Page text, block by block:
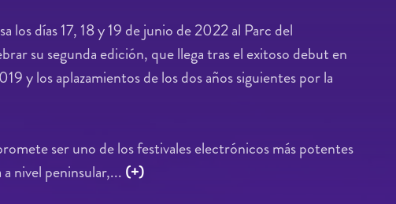
los días 17, 18 y 19 de junio de 2022 al Parc del
su segunda edición, que llega tras el exitoso debut en
y los aplazamientos de los dos años siguientes por la
ser uno de los festivales electrónicos más potentes
nivel peninsular,... (+)